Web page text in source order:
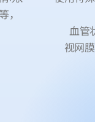
，
血管
视网